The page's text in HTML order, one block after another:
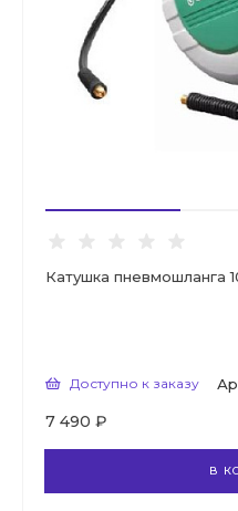
Катушка пневмошланга
Доступно к заказу
7 490 ₽
В